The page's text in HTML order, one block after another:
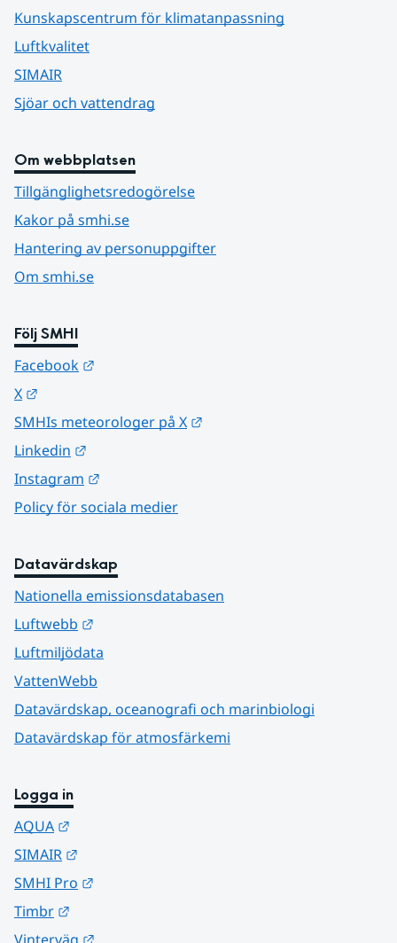
Kunskapscentrum för klimatanpassning
Luftkvalitet
SIMAIR
Sjöar och vattendrag
Om webbplatsen
Tillgänglighetsredogörelse
Kakor på smhi.se
Hantering av personuppgifter
Om smhi.se
Följ SMHI
Facebook
X
SMHIs meteorologer på X
Linkedin
Instagram
Policy för sociala medier
Datavärdskap
Nationella emissionsdatabasen
Luftwebb
Luftmiljödata
VattenWebb
Datavärdskap, oceanografi och marinbiologi
Datavärdskap för atmosfärkemi
Logga in
AQUA
SIMAIR
SMHI Pro
Timbr
Vinterväg